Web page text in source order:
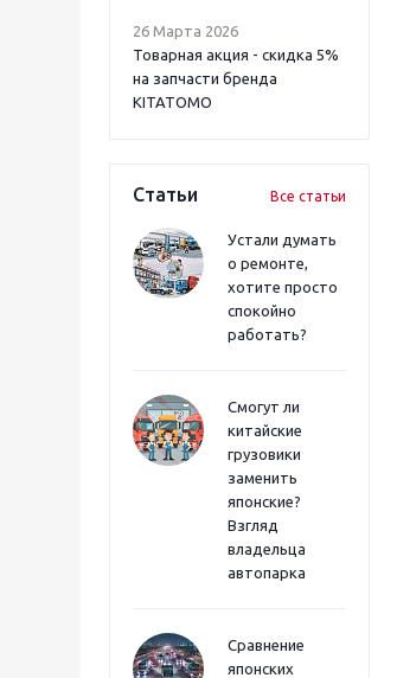
26 Марта 2026
Товарная акция - скидка 5%
на запчасти бренда
KITATOMO
Статьи Все статьи
Устали думать
о ремонте,
хотите просто
спокойно
работать?
Смогут ли
китайские
грузовики
заменить
японские?
Взгляд
владельца
автопарка
Сравнение
японских